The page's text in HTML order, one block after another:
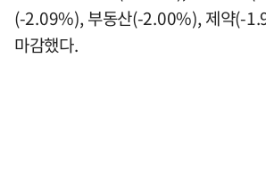
(-2.09%), 부동산(-2.00%), 제약(-
마감했다.